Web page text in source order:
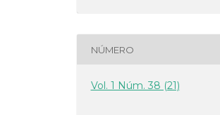
NÚMERO
Vol. 1 Núm. 38 (21)